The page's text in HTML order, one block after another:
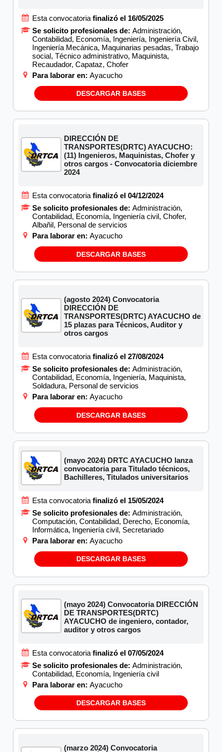
Esta convocatoria finalizó el 16/05/2025
Se solicito profesionales de: Administración,
Contabilidad, Economía, Ingeniería, Ingeniería Civil,
Ingeniería Mecánica, Maquinarias pesadas, Trabajo
social, Técnico administrativo, Maquinista,
Recaudador, Capataz, Chofer
Para laborar en: Ayacucho
DESCARGAR BASES
DIRECCIÓN DE
TRANSPORTES(DRTC) AYACUCHO:
(11) Ingenieros, Maquinistas, Chofer y
otros cargos - Convocatoria diciembre
2024
Esta convocatoria finalizó el 04/12/2024
Se solicito profesionales de: Administración,
Contabilidad, Economía, Ingeniería civil, Chofer,
Albañil, Personal de servicios
Para laborar en: Ayacucho
DESCARGAR BASES
(agosto 2024) Convocatoria
DIRECCIÓN DE
TRANSPORTES(DRTC) AYACUCHO de
15 plazas para Técnicos, Auditor y
otros cargos
Esta convocatoria finalizó el 27/08/2024
Se solicito profesionales de: Administración,
Contabilidad, Economía, Ingeniería, Maquinista,
Soldadura, Personal de servicios
Para laborar en: Ayacucho
DESCARGAR BASES
(mayo 2024) DRTC AYACUCHO lanza
convocatoria para Titulado técnicos,
Bachilleres, Titulados universitarios
Esta convocatoria finalizó el 15/05/2024
Se solicito profesionales de: Administración,
Computación, Contabilidad, Derecho, Economía,
Informática, Ingeniería civil, Secretariado
Para laborar en: Ayacucho
DESCARGAR BASES
(mayo 2024) Convocatoria DIRECCIÓN
DE TRANSPORTES(DRTC)
AYACUCHO de ingeniero, contador,
auditor y otros cargos
Esta convocatoria finalizó el 07/05/2024
Se solicito profesionales de: Administración,
Contabilidad, Economía, Ingeniería civil
Para laborar en: Ayacucho
DESCARGAR BASES
(marzo 2024) Convocatoria